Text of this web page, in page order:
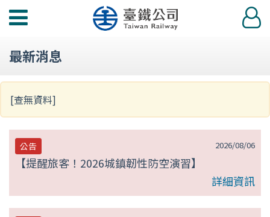
功
選
登
入
最新消息
[查無資料]
2026/08/06
公告
【提醒旅客！2026城鎮韌性防空演習】
詳細資訊